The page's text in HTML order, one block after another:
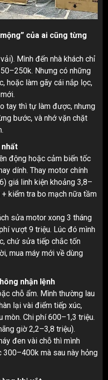
của ai cũng từng
Mình đến nhà khách chỉ
Nhưng có những
hoặc làm gãy cái nắp lọc,
tay thì tự làm được, nhưng
bước, và nhớ vặn chặt
nhất
động hoặc cảm biến tốc
dính. Thay motor chính
giá linh kiện khoảng 3,8–
kiểm tra bo mạch nữa tầm
sửa motor xong 3 tháng
vượt 9 triệu. Lúc đó mình
chứ sửa tiếp chắc tốn
mua máy mới về dùng
nhận lệnh
chỗ ẩm. Mình thường lau
lại vài điểm tiếp xúc,
mòn. Chi phí 600–1,3 triệu.
giờ 2,2–3,8 triệu).
đen vài chỗ thì mình
300–400k mà sau này hỏng